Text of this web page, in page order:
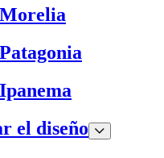
el diseño